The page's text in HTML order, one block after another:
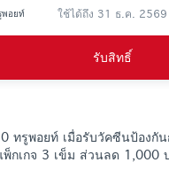
คะแนน
พอยท์ ใช้ได้ถึง 31 ธ.ค. 2569
รับสิทธิ์
ทรูพอยท์ เมื่อรับวัคซีนป้องกัน
กเกจ 3 เข็ม ส่วนลด 1,000